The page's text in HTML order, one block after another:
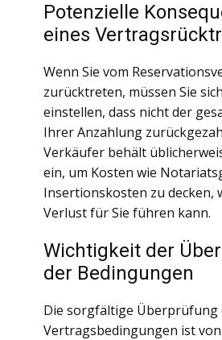
Potenzielle
eines
Wenn Sie vom
zurücktreten, müssen Sie
einstellen, dass nicht der
Ihrer Anzahlung
Verkäufer behält
ein, um Kosten wie
Insertionskosten zu decken,
Verlust für Sie führen kann.
Wichtigkeit der
der Bedingungen
Die sorgfältige Überprüfung
Vertragsbedingungen ist von